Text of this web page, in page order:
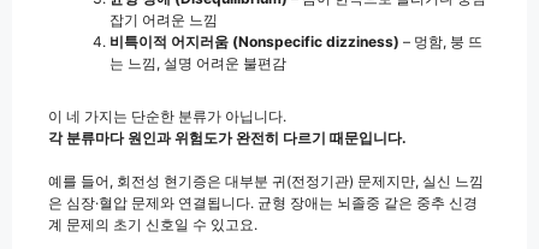
잡기 어려운 느낌
비특이적 어지러움 (Nonspecific dizziness) – 멍함, 붕 뜨
는 느낌, 설명 어려운 불편감
이 네 가지는 단순한 분류가 아닙니다.
각 분류마다 원인과 위험도가 완전히 다르기 때문입니다.
예를 들어, 회전성 현기증은 대부분 귀(전정기관) 문제지만, 실신 느낌
은 심장·혈압 문제와 연결됩니다. 균형 장애는 뇌졸중 같은 중추 신경
계 문제의 초기 신호일 수 있고요.